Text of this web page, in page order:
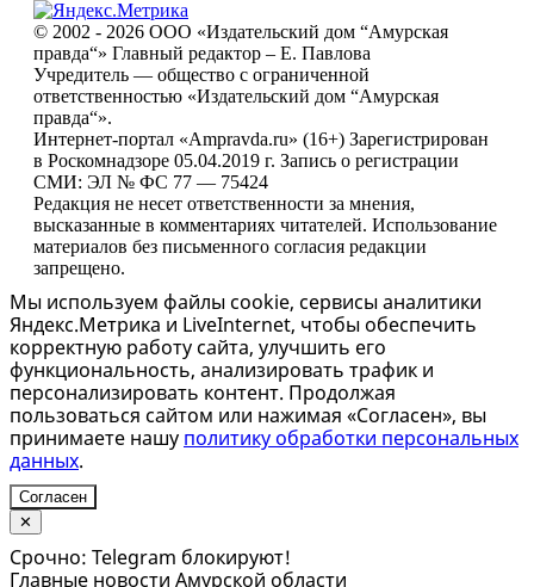
© 2002 - 2026 ООО «Издательский дом “Амурская
правда“» Главный редактор – Е. Павлова
Учредитель — общество с ограниченной
ответственностью «Издательский дом “Амурская
правда“».
Интернет-портал «Ampravda.ru» (16+) Зарегистрирован
в Роскомнадзоре 05.04.2019 г. Запись о регистрации
СМИ: ЭЛ № ФС 77 — 75424
Редакция не несет ответственности за мнения,
высказанные в комментариях читателей. Использование
материалов без письменного согласия редакции
запрещено.
Мы используем файлы cookie, сервисы аналитики
Яндекс.Метрика и LiveInternet, чтобы обеспечить
корректную работу сайта, улучшить его
функциональность, анализировать трафик и
персонализировать контент. Продолжая
пользоваться сайтом или нажимая «Согласен», вы
принимаете нашу политику обработки персональных
данных.
Согласен
✕
Срочно: Telegram блокируют!
Главные новости Амурской области